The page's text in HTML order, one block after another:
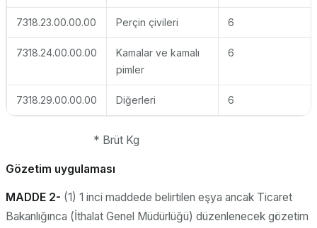
7318.23.00.00.00 Perçin çivileri 6
7318.24.00.00.00
Kamalar ve kamalı
pimler
6
7318.29.00.00.00 Diğerleri 6
* Brüt Kg
Gözetim uygulaması
MADDE 2- (1) 1 inci maddede belirtilen eşya ancak Ticaret
Bakanlığınca (İthalat Genel Müdürlüğü) düzenlenecek gözetim